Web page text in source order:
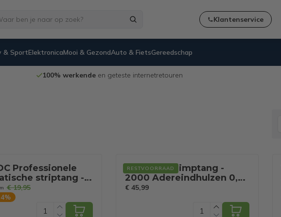
Klantenservice
& SportElektronicaMooi & GezondAuto & FietsGereedschap
100% werkendeen geteste internetretouren
Professionele
striptang -
isoleertang -
delig
€ 19,95
%
RESTVOORRAAD
Monzana Krimptang -
2000 Adereindhulzen 0,25
10mm² Opbergtas - Rood
€ 45,99